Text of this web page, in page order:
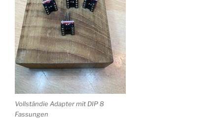
Vollständie Adapter mit DIP 8
Fassungen